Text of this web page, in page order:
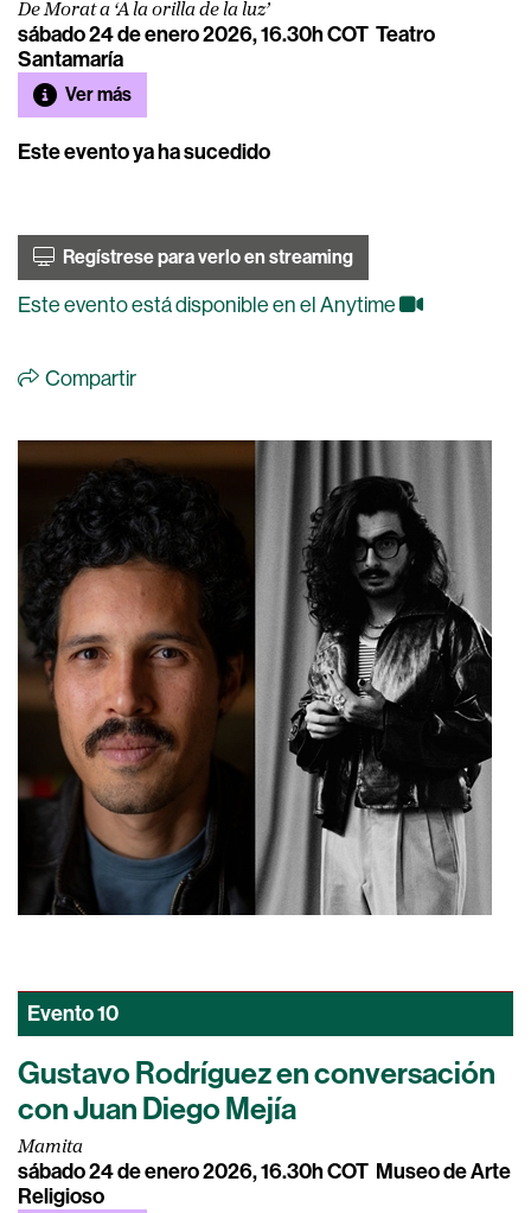
De Morat a ‘A la orilla de la luz’
sábado 24 de enero 2026, 16.30h COT Teatro
Santamaría
Ver más
Este evento ya ha sucedido
Regístrese para verlo en streaming
Este evento está disponible en el Anytime
Compartir
Evento10
Gustavo Rodríguez en conversación
con Juan Diego Mejía
Mamita
sábado 24 de enero 2026, 16.30h COT Museo de Arte
Religioso